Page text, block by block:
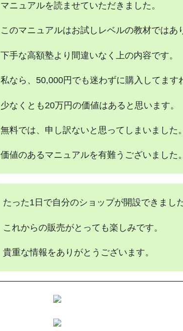
マニュアルを読ませていただきました。
このマニュアルはお試しレベルの教材ではあ
下手な高額塾より間違いなく上の内容です。
私なら、50,000円でも迷わずに購入してます
少なくとも20万円の価値はあると思います。
無料では、申し訳ないと思ってしまいました
価値のあるマニュアルを有難うございました。
たった1日で自分のショップが開設できました
これからの販売がとっても楽しみです。
貴重な情報をありがとうございます。